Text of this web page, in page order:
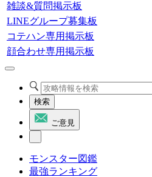
雑談&質問掲示板
LINEグループ募集板
コテハン専用掲示板
顔合わせ専用掲示板
検索
ご意見
モンスター図鑑
最強ランキング